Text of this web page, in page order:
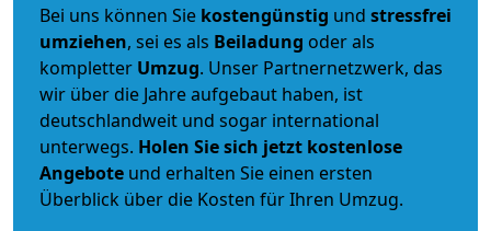
Bei uns können Sie kostengünstig und stressfrei
umziehen, sei es als Beiladung oder als
kompletter Umzug. Unser Partnernetzwerk, das
wir über die Jahre aufgebaut haben, ist
deutschlandweit und sogar international
unterwegs. Holen Sie sich jetzt kostenlose
Angebote und erhalten Sie einen ersten
Überblick über die Kosten für Ihren Umzug.